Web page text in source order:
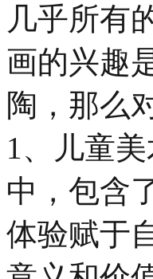
几乎所有
画的兴趣
陶，那么
1、儿童
中，包含
体验赋于